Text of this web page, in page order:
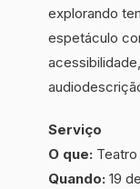
explorando
espetáculo
Serviço
O que: Teatro
Quando: 19